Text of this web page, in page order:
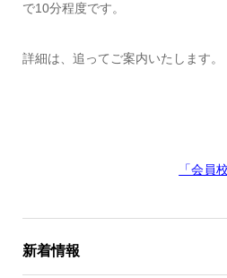
で10分程度です。
詳細は、追ってご案内いたします。
「会員
新着情報